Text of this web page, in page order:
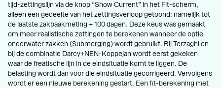
tijd-zettingslijn via de knop “Show Current” in het Fit-scherm,
alleen een gedeelte van het zettingsverloop getoond: namelijk tot
de laatste zakbaakmeting + 100 dagen. Deze keus was gemaakt
om meer realistische zettingen te berekenen wanneer de optie
onderwater zakken (Submerging) wordt gebruikt. Bij Terzaghi en
bij de combinatie Darcy+NEN-Koppejan wordt eerst gekeken
waar de freatische lijn in de eindsituatie komt te liggen. De
belasting wordt dan voor die eindsituatie gecorrigeerd. Vervolgens
wordt er een nieuwe berekening gestart. Een fit-berekening met